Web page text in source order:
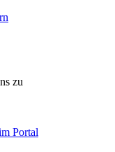
zu
Portal